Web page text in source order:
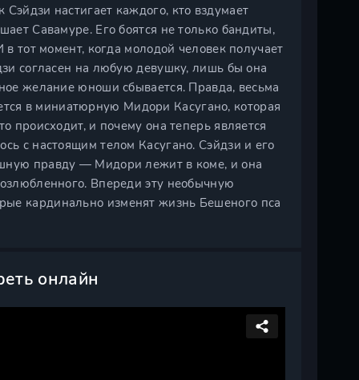
настигает каждого, кто вздумает
Савамуре. Его боятся не только бандиты,
тот момент, когда молодой человек получает
согласен на любую девушку, лишь бы она
желание юноши сбывается. Правда, весьма
в миниатюрную Мидори Касугано, которая
и почему она теперь является
с настоящим телом Касугано. Сэйдзи и его
правду — Мидори лежит в коме, и она
Впереди эту необычную
кардинально изменят жизнь Бешеного пса
онлайн